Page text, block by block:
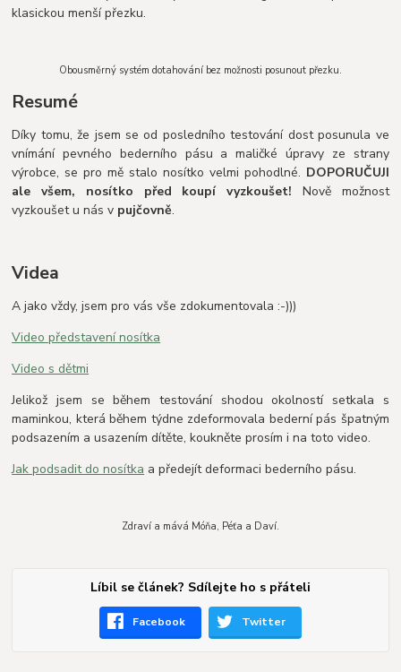
klasickou menší přezku.
Obousměrný systém dotahování bez možnosti posunout přezku.
Resumé
Díky tomu, že jsem se od posledního testování dost posunula ve
vnímání pevného bederního pásu a maličké úpravy ze strany
výrobce, se pro mě stalo nosítko velmi pohodlné. DOPORUČUJI
ale všem, nosítko před koupí vyzkoušet! Nově možnost
vyzkoušet u nás v pujčovně.
Videa
A jako vždy, jsem pro vás vše zdokumentovala :-)))
Video představení nosítka
Video s dětmi
Jelikož jsem se během testování shodou okolností setkala s
maminkou, která během týdne zdeformovala bederní pás špatným
podsazením a usazením dítěte, koukněte prosím i na toto video.
Jak podsadit do nosítka a předejít deformaci bederního pásu.
Zdraví a mává Móňa, Péťa a Daví.
Líbil se článek? Sdílejte ho s přáteli
Facebook Twitter